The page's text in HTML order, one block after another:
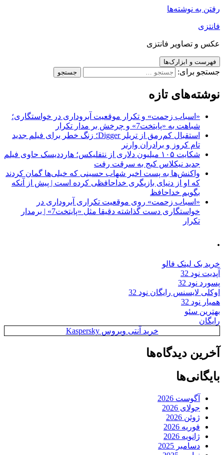
رفتن به نوشته‌ها
فانتزی
عکس و تصاویر فانتزی
فهرست و ابزارک‌ها
جستجو برای:
نوشته‌های تازه
«اسباب زحمت» و تکرار موقعیت آبروداری در خواستگاری؛
شباهت به «پایتخت7» و چرخش بر مدار تکرار
استقبال کم‌رمق از تریلر Digger؛ زنگ خطر برای فیلم جدید
تام کروز و برادران وارنر
شکایت ۱۰۵ میلیون دلاری از نتفلیکس؛ هارددیسک حاوی فیلم
جدید نیکلاس کیج به سرقت رفت
واکنش‌ها به پست اخیر شهاب حسینی که خیلی‌ها گمان کردند
که او از دنیای بازیگری خداحافظی کرده است | پیش از آنکه
بگویم خداحافظ
«اسباب زحمت» روی موقعیت تکراری آبروداری در
خواستگاری دست گذاشته دقیقا مثل «پایتخت7» | برمدار
تکرار
.
خرید بک لینک فالو
آپدیت نود 32
پسورد نود 32
اوکلی لایسنس رایگان نود 32
همیار نود 32
بهترین سئو
رایگان
خرید آنتی ویروس Kaspersky
آخرین دیدگاه‌ها
بایگانی‌ها
آگوست 2026
جولای 2026
ژوئن 2026
فوریه 2026
ژانویه 2026
دسامبر 2025